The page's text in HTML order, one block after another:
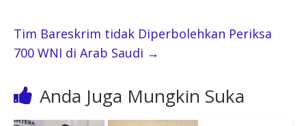
Tim Bareskrim tidak Diperbolehkan Periksa
700 WNI di Arab Saudi →
Anda Juga Mungkin Suka